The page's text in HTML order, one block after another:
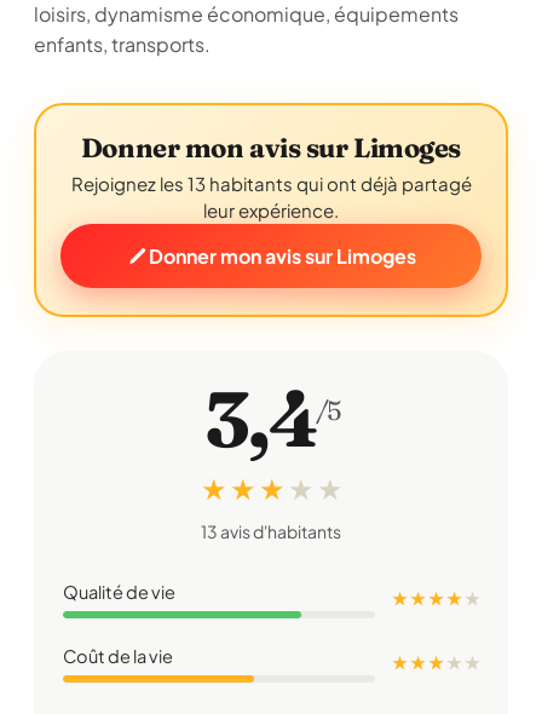
loisirs, dynamisme économique, équipements
enfants, transports.
Donner mon avis sur Limoges
Rejoignez les 13 habitants qui ont déjà partagé
leur expérience.
Donner mon avis sur Limoges
3,4/5
★ ★ ★ ★ ★
13 avis d'habitants
Qualité de vie ★ ★ ★ ★★
Coût de la vie ★ ★ ★★ ★